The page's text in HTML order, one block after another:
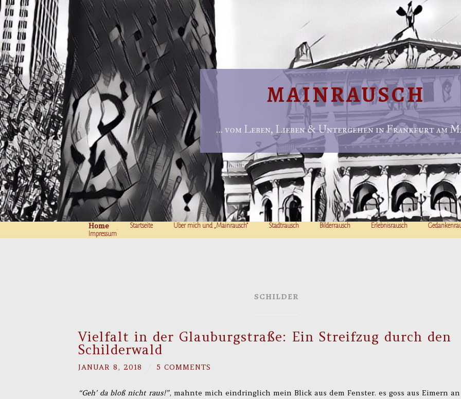
MAINRAUSCH
… vom Leben, Lieben & Untergehen in Frankfurt am
Home Startseite Über mich und „Mainrausch“ Stadtrausch Bilderrausch Erlebnisrausch
Impressum
SCHILDER
Vielfalt in der Glauburgstraße: Ein Streifzug durch den
Schilderwald
JANUAR 8, 2018 5 COMMENTS
“Geh’ da bloß nicht raus!”, mahnte mich eindringlich mein Blick aus dem Fenster. es goss aus Eimern an